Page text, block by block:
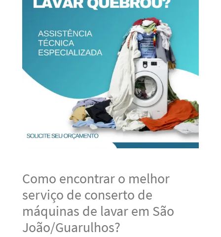
Como encontrar o melhor
serviço de conserto de
máquinas de lavar em São
João/Guarulhos?